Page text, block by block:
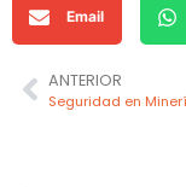
Email
ANTERIOR